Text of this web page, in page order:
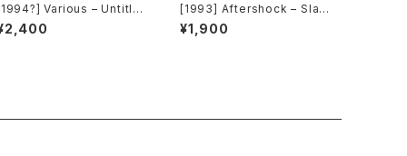
Various – Untitle
(PM-669)[PoweRemix
[1993] Aftershock – Slav
e To The Vibe [Virgin]
¥1,900